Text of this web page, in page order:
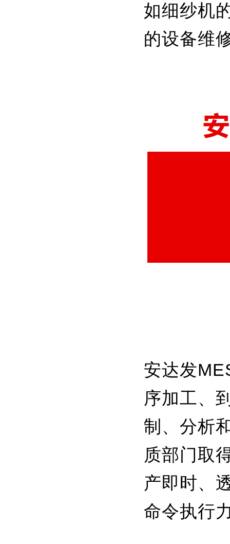
如细纱机
的设备维
安达发
序加工、
制、分析
质部门取
产即时、
命令执行